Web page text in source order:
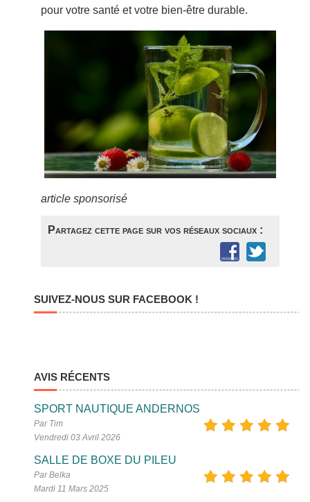
pour votre santé et votre bien-être durable.
article sponsorisé
Partagez cette page sur vos réseaux sociaux :
SUIVEZ-NOUS SUR FACEBOOK !
AVIS RÉCENTS
SPORT NAUTIQUE ANDERNOS
Par Tim
Vendredi 03 Avril 2026
SALLE DE BOXE DU PILEU
Par Belka
Mardi 11 Mars 2025